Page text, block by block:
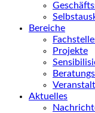
Bereiche
Projekte
Aktuelles